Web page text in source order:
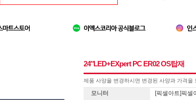
24″LED+EXpert PC ER02 OS탑재
제품 사양을 변경하시면 변경된 사양과 가격을
모니터
[픽셀아트]픽셀